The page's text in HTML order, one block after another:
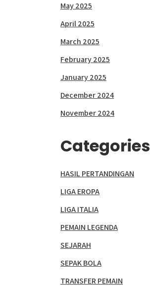
May 2025
April 2025
March 2025
February 2025
January 2025
December 2024
November 2024
Categories
HASIL PERTANDINGAN
LIGA EROPA
LIGA ITALIA
PEMAIN LEGENDA
SEJARAH
SEPAK BOLA
TRANSFER PEMAIN